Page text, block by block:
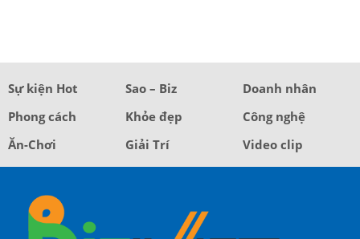
Sự kiện Hot Sao – Biz
Doanh nhân
Phong cách
Khỏe đẹp
Công nghệ
Ăn-Chơi
Giải Trí Video clip